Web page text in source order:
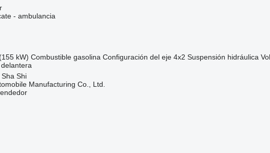
- ambulancia
kW) Combustible gasolina Configuración del eje 4x2 Suspensión hidráulica
Shi
Manufacturing Co., Ltd.